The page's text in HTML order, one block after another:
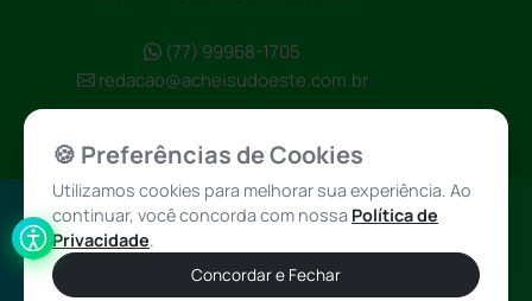
(77) 99968-1705
redacao@acheisudoeste.com.br
Política de
Privacidade
Achei Sudoeste
© 2026 - Todos
os direitos
🍪 Preferências de Cookies
Utilizamos cookies para melhorar sua experiência. Ao
continuar, você concorda com nossa Política de
Privacidade.
Concordar e Fechar